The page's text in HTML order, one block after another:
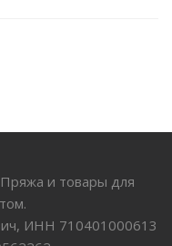
и товары для
ИНН 710401000613